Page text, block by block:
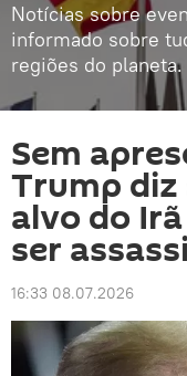
Notícias sobre
informado sobre
regiões do planeta.
Sem
Trump
alvo do
ser
16:33 08.07.2026